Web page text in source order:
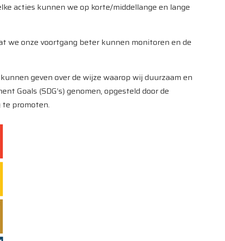
acties kunnen we op korte/middellange en lange
we onze voortgang beter kunnen monitoren en de
geven over de wijze waarop wij duurzaam en
Goals (SDG’s) genomen, opgesteld door de
te promoten.